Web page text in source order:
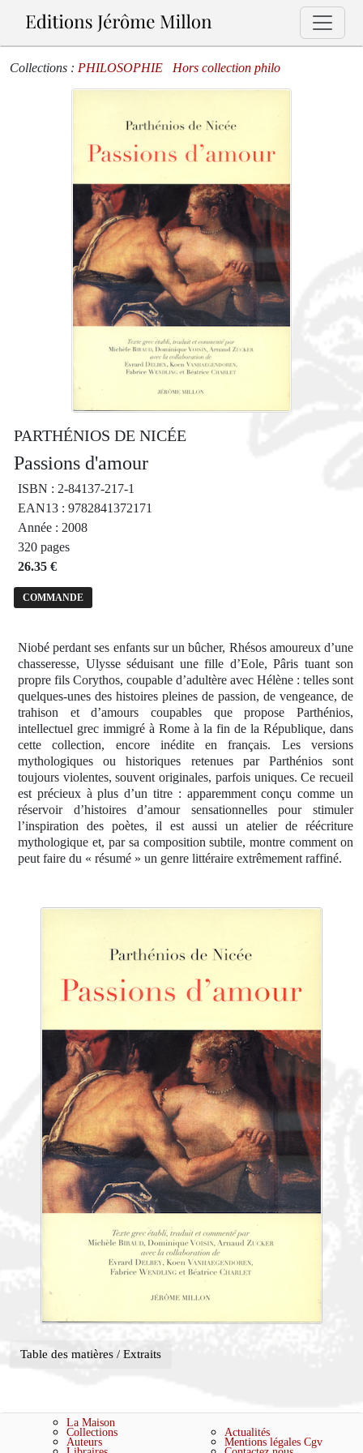
Collections : PHILOSOPHIE Hors collection philo
PARTHÉNIOS DE NICÉE
Passions d'amour
ISBN : 2-84137-217-1
EAN13 : 9782841372171
Année : 2008
320 pages
26.35 €
COMMANDE
Niobé perdant ses enfants sur un bûcher, Rhésos amoureux d’une
chasseresse, Ulysse séduisant une fille d’Eole, Pâris tuant son
propre fils Corythos, coupable d’adultère avec Hélène : telles sont
quelques-unes des histoires pleines de passion, de vengeance, de
trahison et d’amours coupables que propose Parthénios,
intellectuel grec immigré à Rome à la fin de la République, dans
cette collection, encore inédite en français. Les versions
mythologiques ou historiques retenues par Parthénios sont
toujours violentes, souvent originales, parfois uniques. Ce recueil
est précieux à plus d’un titre : apparemment conçu comme un
réservoir d’histoires d’amour sensationnelles pour stimuler
l’inspiration des poètes, il est aussi un atelier de réécriture
mythologique et, par sa composition subtile, montre comment on
peut faire du « résumé » un genre littéraire extrêmement raffiné.
Table des matières / Extraits
La Maison
Collections
Auteurs
Actualités
Mentions légales Cgv